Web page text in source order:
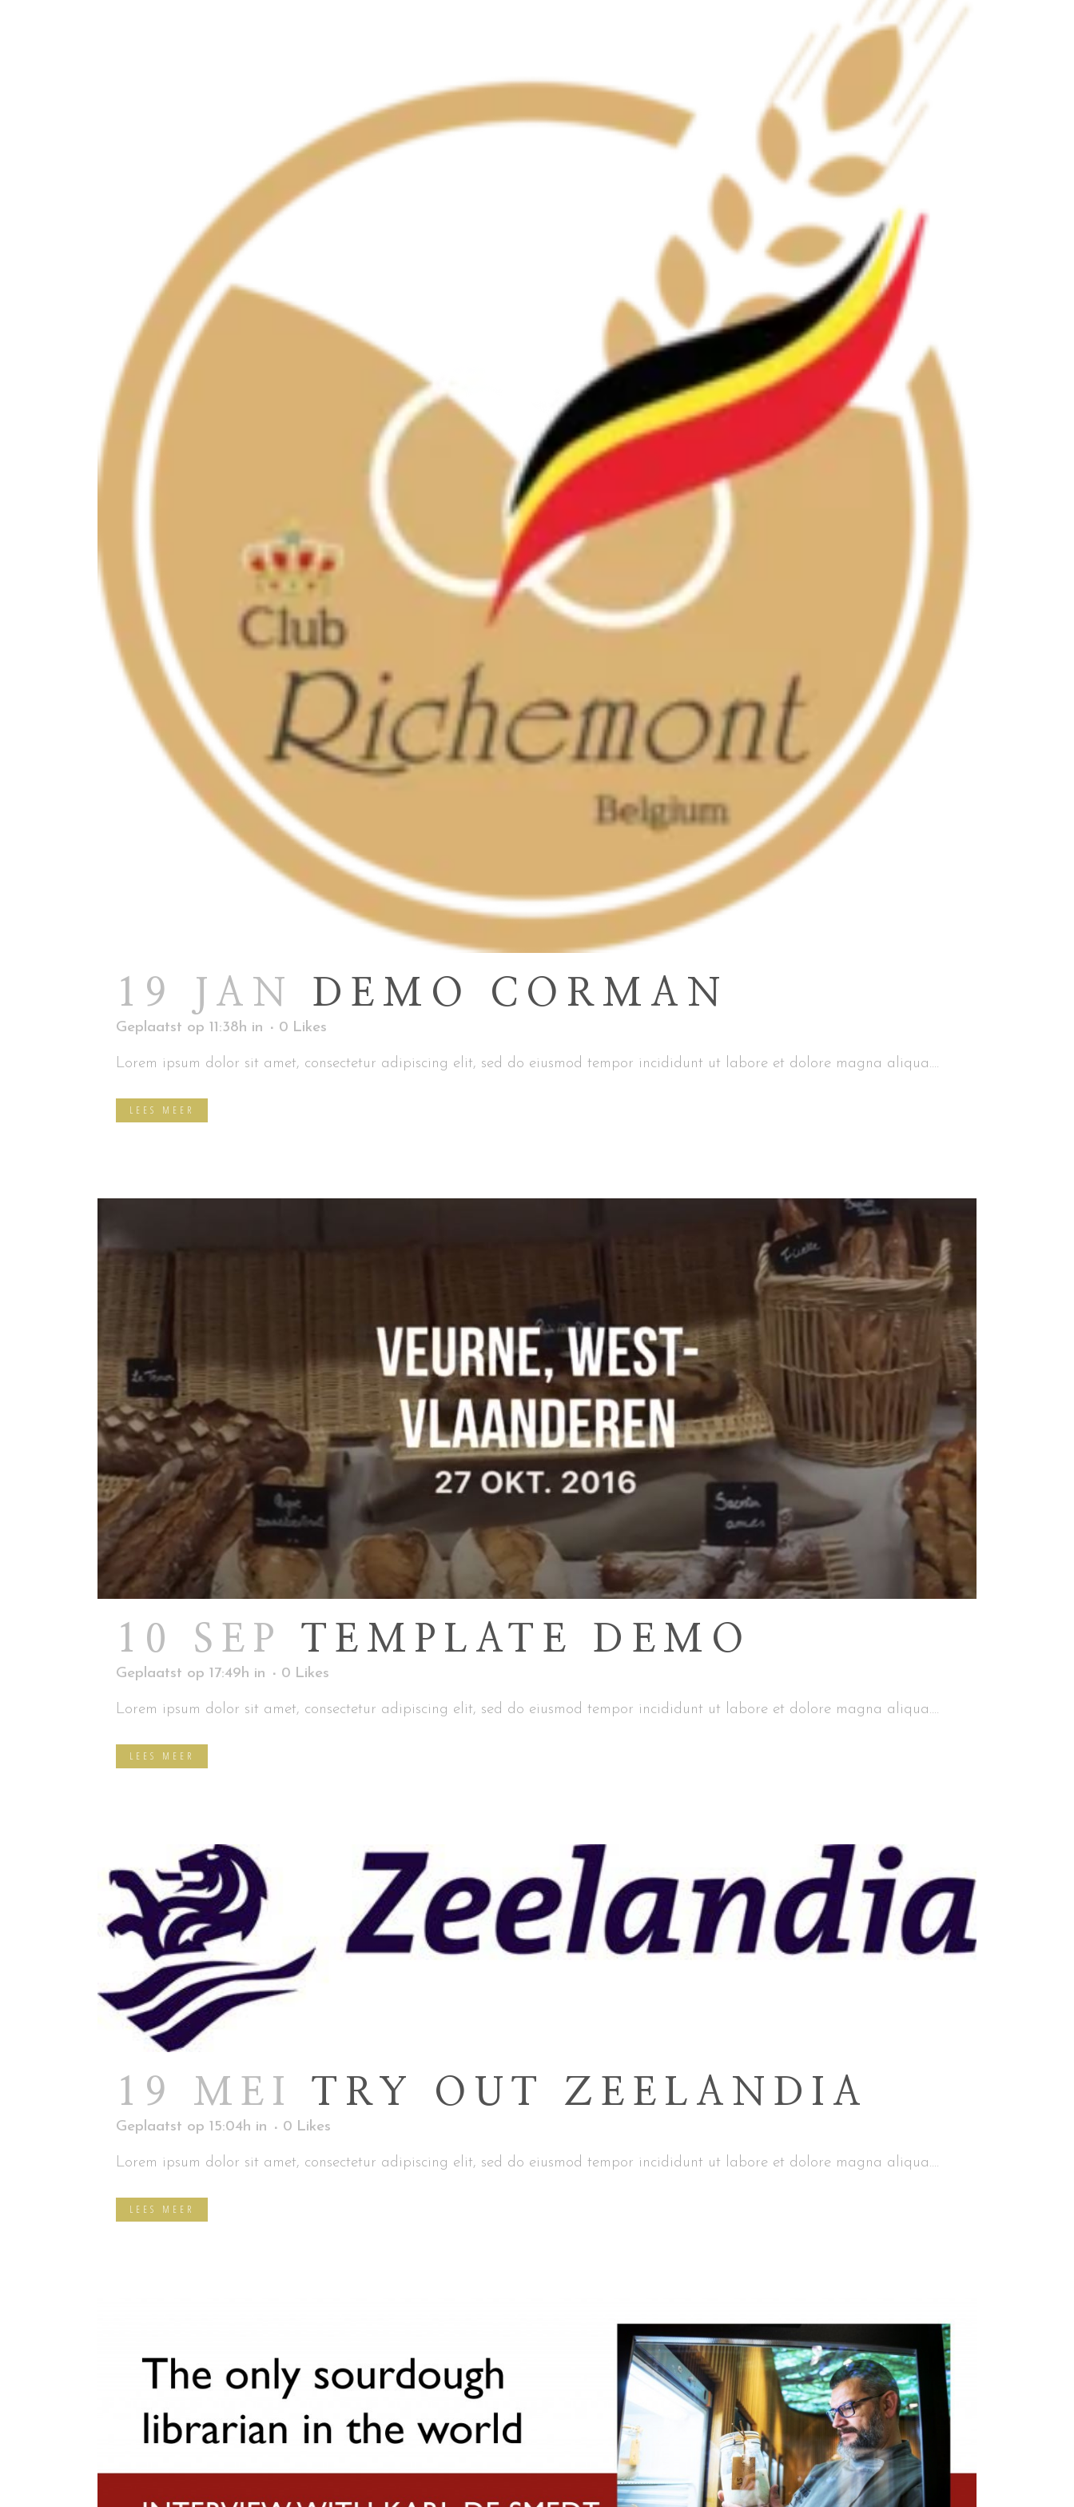
19 JAN DEMO CORMAN
Geplaatst op 11:38h in 0 Likes
Lorem ipsum dolor sit amet, consectetur adipiscing elit, sed do eiusmod tempor incididunt ut labore et dolore magna aliqua....
LEES MEER
10 SEP TEMPLATE DEMO
Geplaatst op 17:49h in 0 Likes
Lorem ipsum dolor sit amet, consectetur adipiscing elit, sed do eiusmod tempor incididunt ut labore et dolore magna aliqua....
LEES MEER
19 MEI TRY OUT ZEELANDIA
Geplaatst op 15:04h in 0 Likes
Lorem ipsum dolor sit amet, consectetur adipiscing elit, sed do eiusmod tempor incididunt ut labore et dolore magna aliqua....
LEES MEER